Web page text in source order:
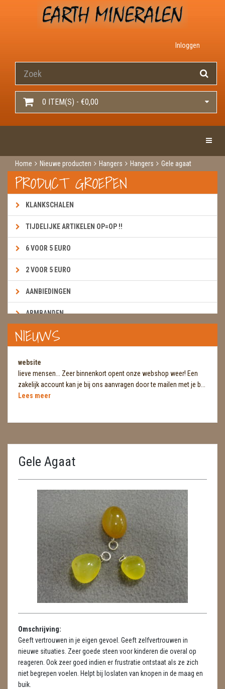
Inloggen
0 ITEM(S) - €0,00
Home Nieuwe producten Hangers Hangers Gele agaat
PRODUCT GROEPEN
KLANKSCHALEN
TIJDELIJKE ARTIKELEN OP=OP !!
6 VOOR 5 EURO
2 VOOR 5 EURO
AANBIEDINGEN
ARMBANDEN
BOEKEN & KAARTEN E.A.R.T.H.
BROEKZAKSTENEN
CADEAUBONNEN
DIERTJES
DIVERSE
ENGELEN
GEODE 'S / STANDAARDS
GESLEPEN STENEN
HANGERS
HANGERS
LUXE HANGERS
HARTEN
HUISREINIGING
KAARSEN
LAMPEN
NIEUWS
website
lieve mensen... Zeer binnenkort opent onze webshop weer! Een
zakelijk account kan je bij ons aanvragen door te mailen met je b...
Lees meer
Gele Agaat
Omschrijving:
Geeft vertrouwen in je eigen gevoel. Geeft zelfvertrouwen in
nieuwe situaties. Zeer goede steen voor kinderen die overal op
reageren. Ook zeer goed indien er frustratie ontstaat als ze zich
niet begrepen voelen. Helpt bij loslaten van knopen in de maag en
buik.